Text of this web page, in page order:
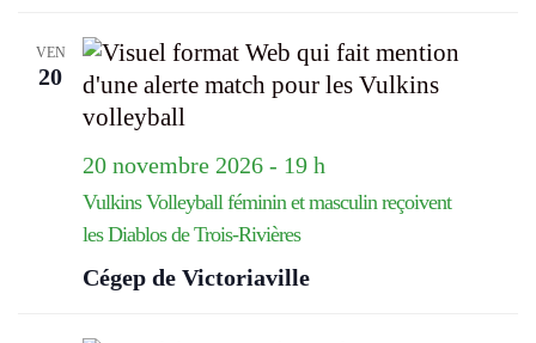
VEN
20
20 novembre 2026 - 19 h
Vulkins Volleyball féminin et masculin reçoivent
les Diablos de Trois-Rivières
Cégep de Victoriaville